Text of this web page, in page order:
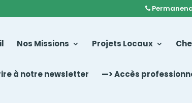
Nos Missions Projets Locaux
à notre newsletter —> Accès